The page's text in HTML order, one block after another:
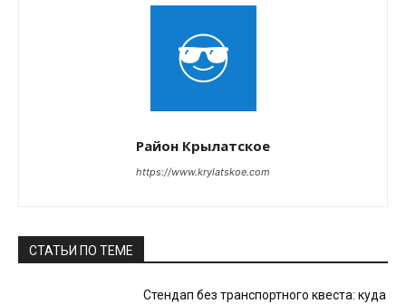
Район Крылатское
https://www.krylatskoe.com
СТАТЬИ ПО ТЕМЕ
Стендап без транспортного квеста: куда